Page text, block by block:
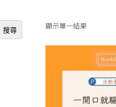
顯示單一結果
搜尋